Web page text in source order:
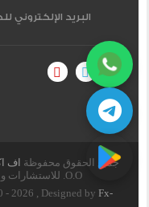
البريد الإلكتروني
جميع الحقوق محفوظة اف
O.O. للاستشارات و التدريب – جمهورية بولندا الإتحادية.
2026 , Designed byFx-